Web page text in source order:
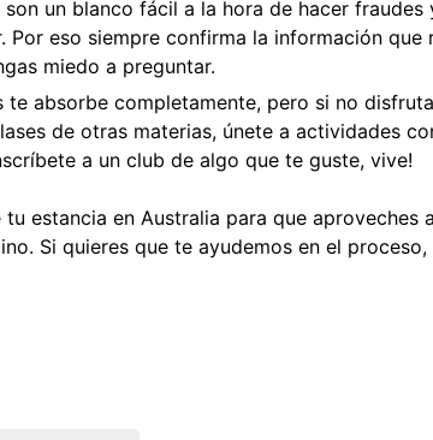
un blanco fácil a la hora de hacer fraudes
eso siempre confirma la información que
miedo a preguntar.
absorbe completamente, pero si no
de otras materias, únete a actividades
a un club de algo que te guste, vive!
estancia en Australia para que aproveches
Si quieres que te ayudemos en el proceso,